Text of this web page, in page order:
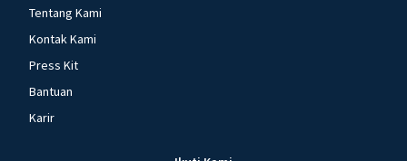
Tentang Kami
Kontak Kami
Press Kit
Bantuan
Karir